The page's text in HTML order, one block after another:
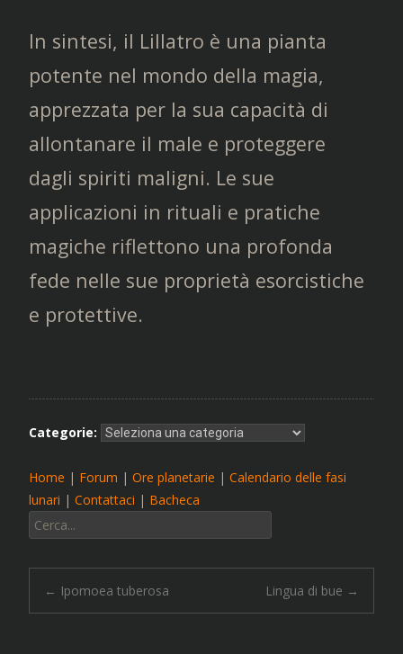
In sintesi, il Lillatro è una pianta
potente nel mondo della magia,
apprezzata per la sua capacità di
allontanare il male e proteggere
dagli spiriti maligni. Le sue
applicazioni in rituali e pratiche
magiche riflettono una profonda
fede nelle sue proprietà esorcistiche
e protettive.
Categorie:
Home | Forum | Ore planetarie | Calendario delle fasi
lunari | Contattaci | Bacheca
Cerca:
Navigazione
← Ipomoea tuberosa Lingua di bue →